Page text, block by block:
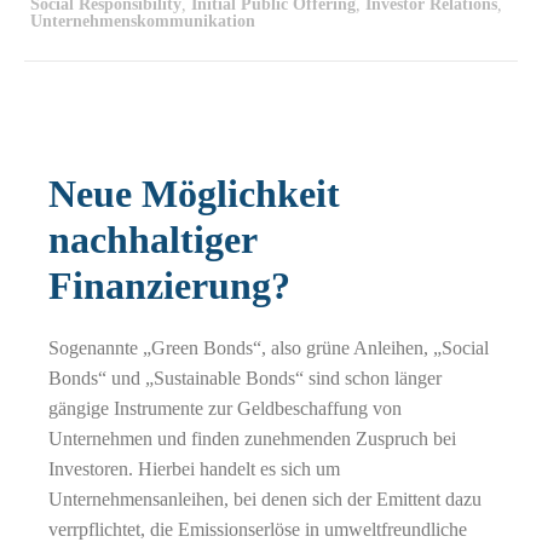
Social Responsibility, Initial Public Offering, Investor Relations,
Unternehmenskommunikation
Neue Möglichkeit
nachhaltiger
Finanzierung?
Sogenannte „Green Bonds“, also grüne Anleihen, „Social
Bonds“ und „Sustainable Bonds“ sind schon länger
gängige Instrumente zur Geldbeschaffung von
Unternehmen und finden zunehmenden Zuspruch bei
Investoren. Hierbei handelt es sich um
Unternehmensanleihen, bei denen sich der Emittent dazu
verrpflichtet, die Emissionserlöse in umweltfreundliche